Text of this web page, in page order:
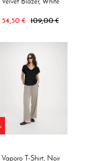
54,50 € 109,00 €
Vaporo T-Shirt, Noir